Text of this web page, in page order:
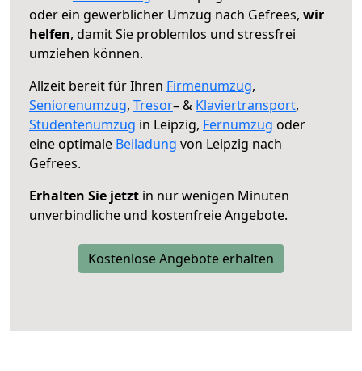
oder ein gewerblicher Umzug nach Gefrees, wir
helfen, damit Sie problemlos und stressfrei
umziehen können.
Allzeit bereit für Ihren Firmenumzug,
Seniorenumzug, Tresor– & Klaviertransport,
Studentenumzug in Leipzig, Fernumzug oder
eine optimale Beiladung von Leipzig nach
Gefrees.
Erhalten Sie jetzt in nur wenigen Minuten
unverbindliche und kostenfreie Angebote.
Kostenlose Angebote erhalten